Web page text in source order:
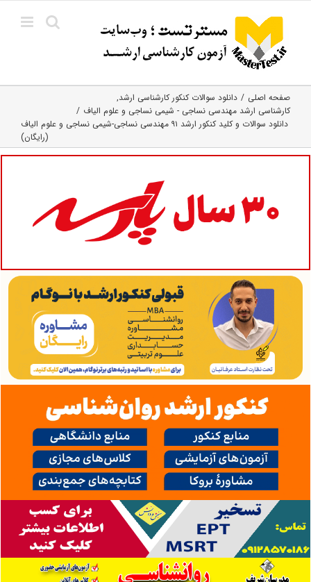
content
صفحه اصلی
دانلود سوالات کنکور کارشناسی ارشد
کارشناسی ارشد مهندسی نساجی - شیمی نساجی و علوم الیاف
دانلود سوالات و کلید کنکور ارشد ۹۱ مهندسی نساجی-شیمی نساجی و علوم الیاف
(رایگان)